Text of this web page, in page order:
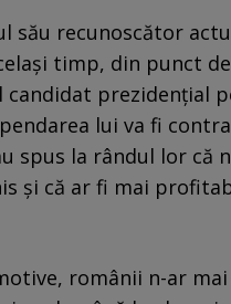
său recunoscător
timp, din punct
prezidențial
lui va fi
spus la rândul lor că
și că ar fi mai
românii n-ar